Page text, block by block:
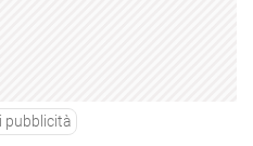
pubblicità